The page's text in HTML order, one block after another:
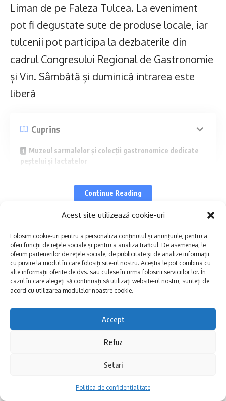
Acest site utilizează cookie-uri
Folosim cookie-uri pentru a personaliza conținutul și anunțurile, pentru a
oferi funcții de rețele sociale și pentru a analiza traficul. De asemenea, le
oferim partenerilor de rețele sociale, de publicitate și de analize informații
cu privire la modul în care folosiți site-ul nostru. Aceștia le pot combina cu
alte informații oferite de dvs. sau culese în urma folosirii serviciilor lor. În
cazul în care alegeți să continuați să utilizați website-ul nostru, sunteți de
acord cu utilizarea modulelor noastre cookie.
Accept
Refuz
Setari
Politica de confidentialitate
Liman de pe Faleza Tulcea. La eveniment
pot fi degustate sute de produse locale, iar
tulcenii pot participa la dezbaterile din
cadrul Congresului Regional de Gastronomie
și Vin. Sâmbătă și duminică intrarea este
liberă
Cuprins
Muzeul sarmalelor și colecții gastronomice dedicate
peștelui și lactatelor
complet al evenimentelor (intrarea liberă în limita
Programul începe încă de vineri seara când
are loc o cină de gală pregătită de Chef
Ileana Braniște asezonată cu vinuri
dobrogene de la patru crame locale.
Rezervările sunt deschise la restaurant.
Meniul special creat pentru acest eveniment
conține: ⁠șuberek, lapți și icre cu pudră de
berbecuț cu tomate coapte și vânătă
Continue Reading
Dobrogea Explore>Blog>Uncategorized >Opinii>De la păcură la hidrogen verde: Noua eră a energiei termice la Termocentrale Constanța VIDEO
DOBROGEA PE BUNE OPINII
De la păcură la hidrogen verde: Noua
Termocentrale Constanța VIDEO
Published 15/10/2024